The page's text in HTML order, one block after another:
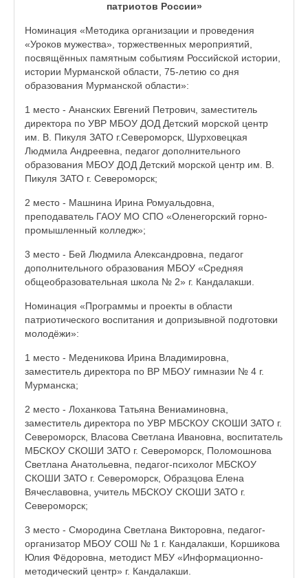
патриотов России»
Номинация «Методика организации и проведения
«Уроков мужества», торжественных мероприятий,
посвящённых памятным событиям Российской истории,
истории Мурманской области, 75-летию со дня
образования Мурманской области»:
1 место - Ананских Евгений Петрович, заместитель
директора по УВР МБОУ ДОД Детский морской центр
им. В. Пикуля ЗАТО г.Североморск, Шурховецкая
Людмила Андреевна, педагог дополнительного
образования МБОУ ДОД Детский морской центр им. В.
Пикуля ЗАТО г. Североморск;
2 место - Машнина Ирина Ромуальдовна,
преподаватель ГАОУ МО СПО «Оленегорский горно-
промышленный колледж»;
3 место - Бей Людмила Александровна, педагог
дополнительного образования МБОУ «Средняя
общеобразовательная школа № 2» г. Кандалакши.
Номинация «Программы и проекты в области
патриотического воспитания и допризывной подготовки
молодёжи»:
1 место - Меденикова Ирина Владимировна,
заместитель директора по ВР МБОУ гимназии № 4 г.
Мурманска;
2 место - Лоханкова Татьяна Вениаминовна,
заместитель директора по УВР МБСКОУ СКОШИ ЗАТО г.
Североморск, Власова Светлана Ивановна, воспитатель
МБСКОУ СКОШИ ЗАТО г. Североморск, Поломошнова
Светлана Анатольевна, педагог-психолог МБСКОУ
СКОШИ ЗАТО г. Североморск, Образцова Елена
Вячеславовна, учитель МБСКОУ СКОШИ ЗАТО г.
Североморск;
3 место - Смородина Светлана Викторовна, педагог-
организатор МБОУ СОШ № 1 г. Кандалакши, Коршикова
Юлия Фёдоровна, методист МБУ «Информационно-
методический центр» г. Кандалакши.